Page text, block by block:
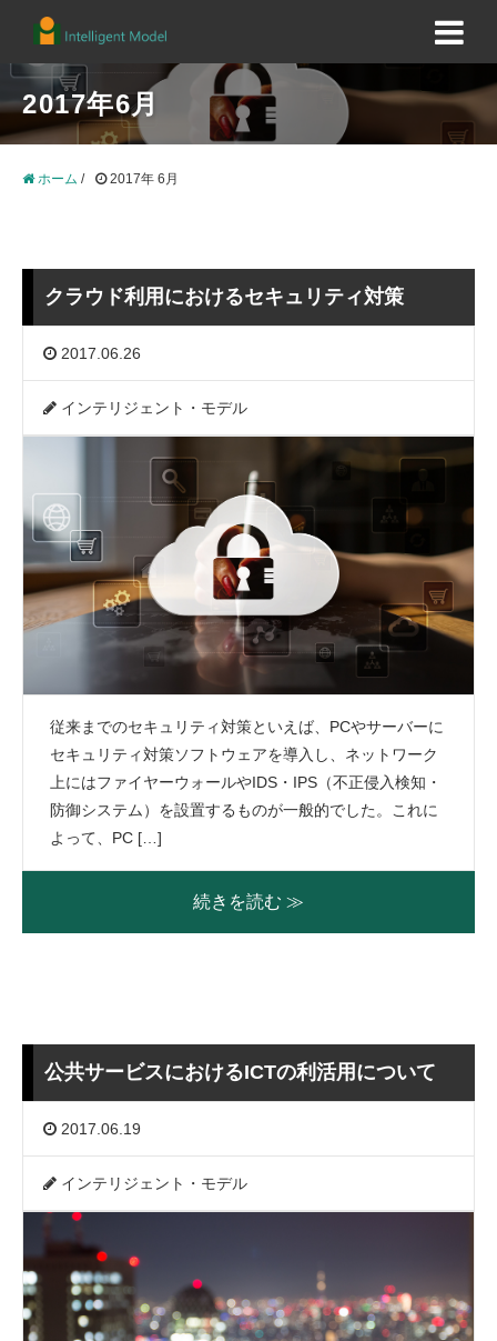
2017年6月
ホーム / 2017年 6月
クラウド利用におけるセキュリティ対策
2017.06.26
インテリジェント・モデル
従来までのセキュリティ対策といえば、PCやサーバーに
セキュリティ対策ソフトウェアを導入し、ネットワーク
上にはファイヤーウォールやIDS・IPS（不正侵入検知・
防御システム）を設置するものが一般的でした。これに
よって、PC […]
続きを読む ≫
公共サービスにおけるICTの利活用について
2017.06.19
インテリジェント・モデル